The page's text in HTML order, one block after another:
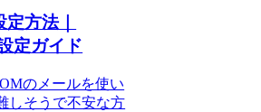
方法｜
定ガイド
のメールを使い
しそうで不安な方